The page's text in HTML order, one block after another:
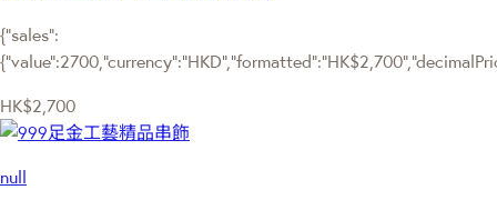
{"sales":
HK$2,700
null